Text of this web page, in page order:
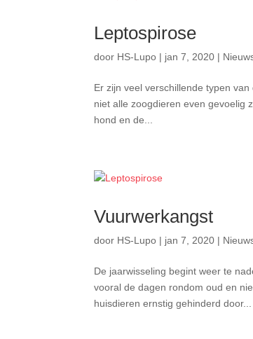
Leptospirose
door HS-Lupo | jan 7, 2020 |
Er zijn veel verschillende typen
niet alle zoogdieren even gevoelig
hond en de...
Vuurwerkangst
door HS-Lupo | jan 7, 2020 |
De jaarwisseling begint weer te
vooral de dagen rondom oud en
huisdieren ernstig gehinderd door...